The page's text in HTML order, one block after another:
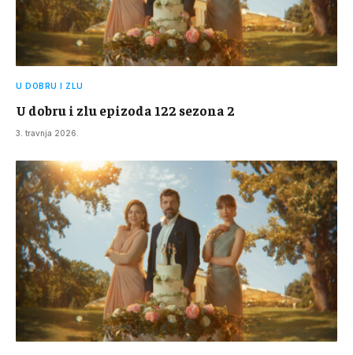
U DOBRU I ZLU
U dobru i zlu epizoda 122 sezona 2
3. travnja 2026.